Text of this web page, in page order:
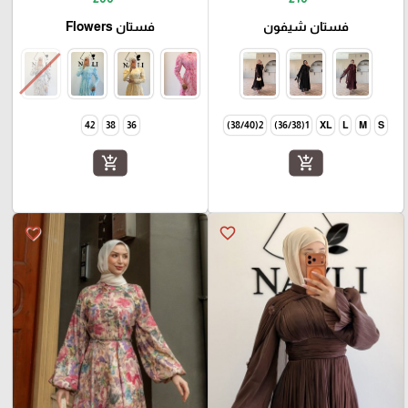
فستان شيفون
S
M
L
XL
1(36/38)
2(38/40)
add_shopping_cart
فستان Flowers
36
38
42
add_shopping_cart
favorite_border
favorite_border